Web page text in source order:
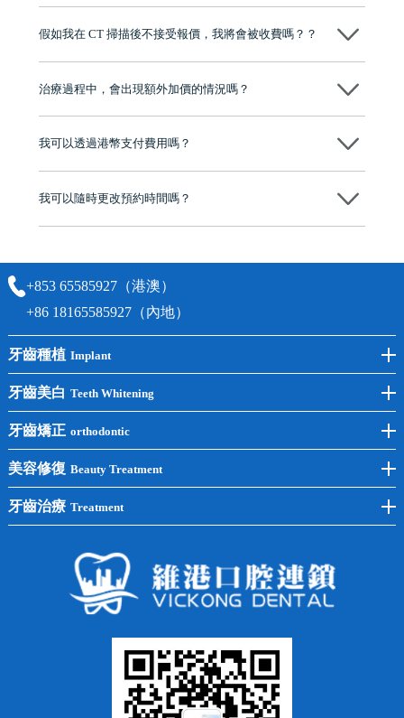
牌」、「2025香港企業領袖品牌」，是諾貝爾種植系統全球放心植牙中
至今已服務超過三十個國家和地區的顧客，受到粵港澳大灣區及周邊城
有咨詢及服務保障中心，有任何問題都可以隨時預約免費咨詢，讓人十
假如我在 CT 掃描後不接受報價，我將會被收費嗎？？
治療過程中，會出現額外加價的情況嗎？
不會，治療前我們會詳細說明治療方案及對應的價錢，顧客同意並簽字
我可以透過港幣支付費用嗎？
我可以隨時更改預約時間嗎？
+853 65585927（港澳）
+86 18165585927（內地）
牙齒種植 Implant
前牙種植
後牙種植
單顆種植
半口種植
全口種植
牙齒美白 Teeth Whitening
冷光美白
洗牙
黃黑牙
四環素牙
常見問題
牙齒矯正 orthodontic
牙齒矯正
兒童矯正
牙列不齊
美容修復 Beauty Treatment
全瓷牙
牙齒治療 Treatment